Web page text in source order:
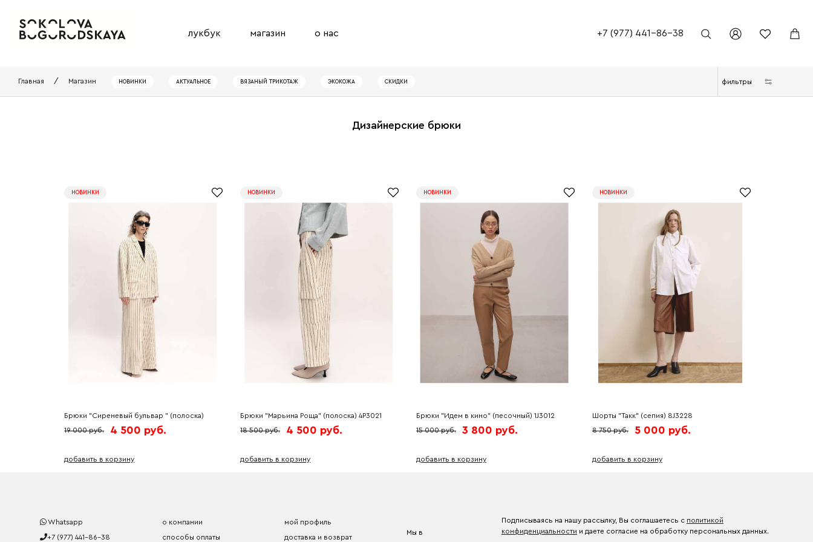
Главная / Магазин НОВИНКИ АКТУАЛЬНОЕ ВЯЗАНЫЙ ТРИКОТАЖ ЭКОКОЖА СКИДКИ фильтры
лукбук магазин о нас +7 (977) 441-86-38
Дизайнерские брюки
НОВИНКИ
Брюки "Сиреневый бульвар " (полоска)
4P3091
19 000 руб. 4 500 руб.
добавить в корзину
НОВИНКИ
Брюки "Марьина Роща" (полоска) 4P3021
18 500 руб.
4 500 руб.
добавить в корзину
НОВИНКИ
Брюки "Идем в кино" (песочный) 1J3012
15 000 руб.
3 800 руб.
добавить в корзину
НОВИНКИ
Шорты "Такк" (сепия) 8J3228
8 750 руб.
5 000 руб.
добавить в корзину
Whatsapp
+7 (977) 441-86-38
о компании
способы оплаты
мой профиль
доставка и возврат
Мы в
Подписываясь на нашу рассылку, Вы соглашаетесь с политикой
конфиденциальности и даете согласие на обработку персональных данных.